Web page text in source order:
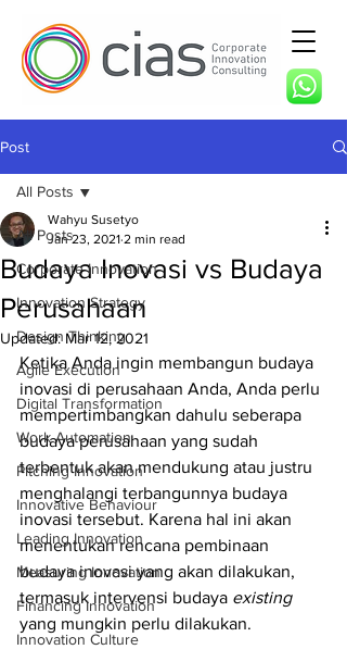
Post
All Posts
Corporate Innovation
Innovation Strategy
Design Thinking
Agile Execution
Digital Transformation
Work Automation
Pitching Innovation
Innovative Behaviour
Leading Innovation
Measuring Innovation
Financing Innovation
Innovation Culture
All Posts
Budaya Inovasi vs Budaya
Perusahaan
Wahyu Susetyo
Jan 23, 2021 2 min read
Updated:Mar 12, 2021
Ketika Anda ingin membangun budaya
inovasi di perusahaan Anda, Anda perlu
mempertimbangkan dahulu seberapa
budaya perusahaan yang sudah
terbentuk akan mendukung atau justru
menghalangi terbangunnya budaya
inovasi tersebut. Karena hal ini akan
menentukan rencana pembinaan
budaya inovasi yang akan dilakukan,
termasuk intervensi budaya existing
yang mungkin perlu dilakukan.